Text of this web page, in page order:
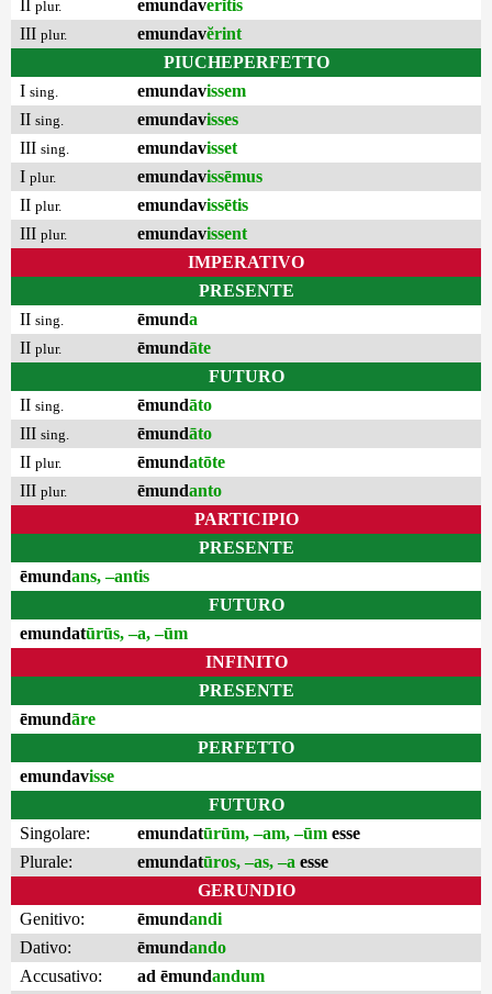
plur. emundaverĭtis
III plur. emundavĕrint
PIUCHEPERFETTO
I sing. emundavissem
II sing. emundavisses
III sing. emundavisset
I plur. emundavissēmus
II plur. emundavissētis
III plur. emundavissent
IMPERATIVO
PRESENTE
II sing. ēmunda
II plur. ēmundāte
FUTURO
II sing. ēmundāto
III sing. ēmundāto
II plur. ēmundatōte
III plur. ēmundanto
PARTICIPIO
PRESENTE
ēmundans, –antis
FUTURO
emundatūrūs, –a, –ūm
INFINITO
PRESENTE
ēmundāre
PERFETTO
emundavisse
FUTURO
Singolare:
emundatūrūm, –am, –ūm esse
Plurale:
emundatūros, –as, –a esse
GERUNDIO
Genitivo:
ēmundandi
Dativo:
ēmundando
Accusativo:
ad ēmundandum